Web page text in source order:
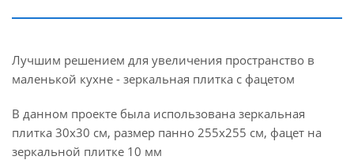
Лучшим решением для увеличения пространство в
маленькой кухне - зеркальная плитка с фацетом
В данном проекте была использована зеркальная
плитка 30х30 см, размер панно 255х255 см, фацет на
зеркальной плитке 10 мм